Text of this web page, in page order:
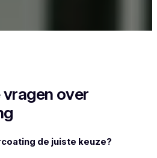
over
de juiste keuze?